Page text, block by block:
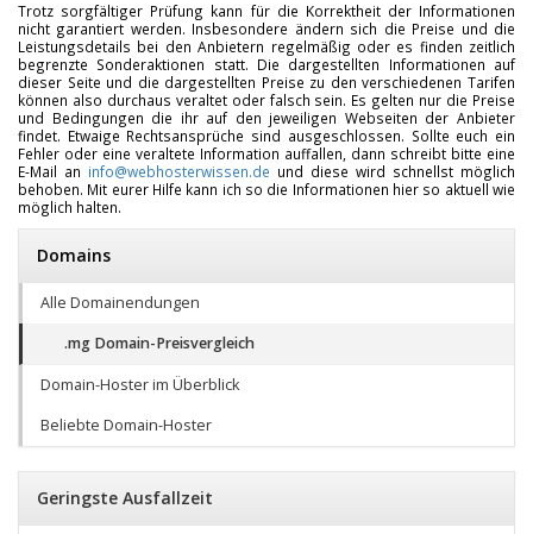
Trotz sorgfältiger Prüfung kann für die Korrektheit der Informationen
nicht garantiert werden. Insbesondere ändern sich die Preise und die
Leistungsdetails bei den Anbietern regelmäßig oder es finden zeitlich
begrenzte Sonderaktionen statt. Die dargestellten Informationen auf
dieser Seite und die dargestellten Preise zu den verschiedenen Tarifen
können also durchaus veraltet oder falsch sein. Es gelten nur die Preise
und Bedingungen die ihr auf den jeweiligen Webseiten der Anbieter
findet. Etwaige Rechtsansprüche sind ausgeschlossen. Sollte euch ein
Fehler oder eine veraltete Information auffallen, dann schreibt bitte eine
E-Mail an info@webhosterwissen.de und diese wird schnellst möglich
behoben. Mit eurer Hilfe kann ich so die Informationen hier so aktuell wie
möglich halten.
Domains
Alle Domainendungen
.mg Domain-Preisvergleich
Domain-Hoster im Überblick
Beliebte Domain-Hoster
Geringste Ausfallzeit